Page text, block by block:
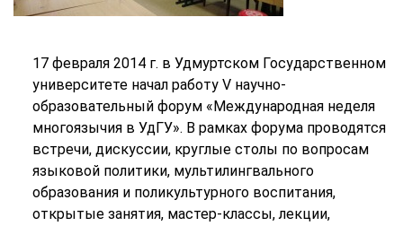
17 февраля 2014 г. в Удмуртском Государственном
университете начал работу V научно-
образовательный форум «Международная неделя
многоязычия в УдГУ». В рамках форума проводятся
встречи, дискуссии, круглые столы по вопросам
языковой политики, мультилингвального
образования и поликультурного воспитания,
открытые занятия, мастер-классы, лекции,